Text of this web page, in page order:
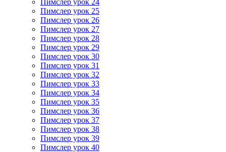
Пимслер урок 24
Пимслер урок 25
Пимслер урок 26
Пимслер урок 27
Пимслер урок 28
Пимслер урок 29
Пимслер урок 30
Пимслер урок 31
Пимслер урок 32
Пимслер урок 33
Пимслер урок 34
Пимслер урок 35
Пимслер урок 36
Пимслер урок 37
Пимслер урок 38
Пимслер урок 39
Пимслер урок 40